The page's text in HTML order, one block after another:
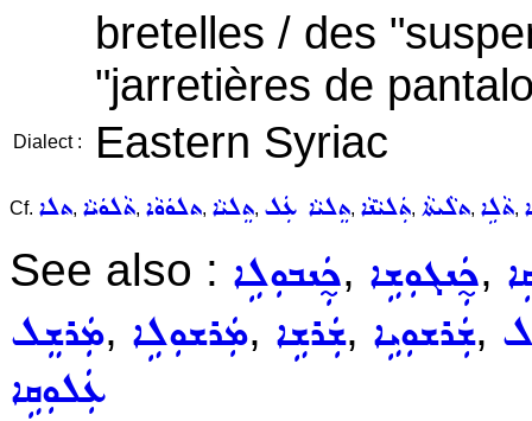
bretelles / des
"jarretières de
Dialect : Eastern Syriac
Cf. ܬܠܐ, ܬܵܠܘܿܝܵܐ, ܬܠܘܿܘܵܐ, ܬܸܠܝܵܐ, ܬܸܠܝܵܐ ܥܲܠ, ܬܲܠܝܵܢܵܐ, ܬܠܵܝܬܵܐ, ܬܵܠܹܐ,
See also : ܟ̰ܲܢܒܘܼܠܹܐ, ܟ̰ܲܢܓܘܼܫܹܐ,
ܡܲܪܫܸܠ, ܡܲܪܫܘܼܠܹܐ, ܫܲܪܫܹܐ, ܫܲܪܫܘܼܝܹܐ,
ܥܲܠܘܼܩܹܐ